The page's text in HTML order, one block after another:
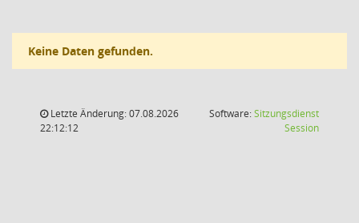
Keine Daten gefunden.
Letzte Änderung: 07.08.2026
22:12:12
Software:Sitzungsdienst
Session(Wird in